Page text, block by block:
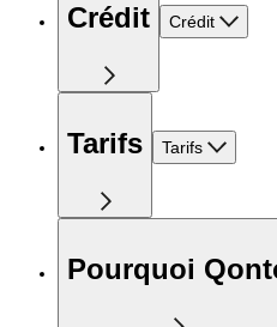
Crédit Crédit
Tarifs Tarifs
Pourquoi